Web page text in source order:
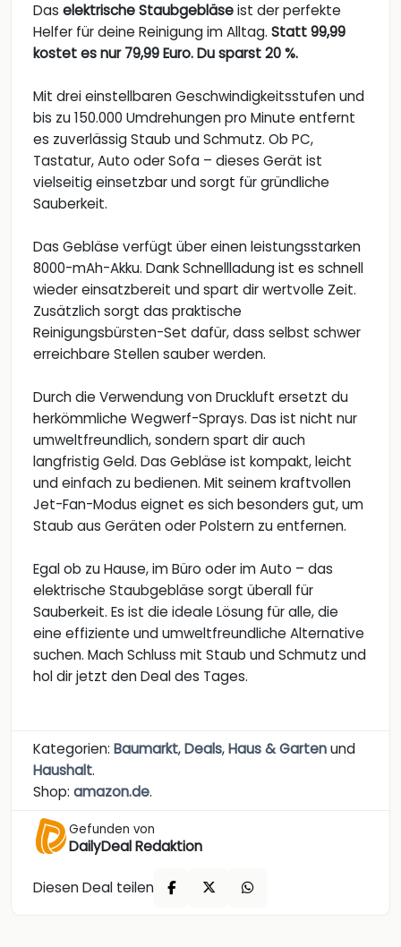
Das elektrische Staubgebläseist der perfekte
Helfer für deine Reinigung im Alltag. Statt 99,99
kostet es nur 79,99 Euro. Du sparst 20 %.
Mit drei einstellbaren Geschwindigkeitsstufen und
bis zu 150.000 Umdrehungen pro Minute entfernt
es zuverlässig Staub und Schmutz. Ob PC,
Tastatur, Auto oder Sofa – dieses Gerät ist
vielseitig einsetzbar und sorgt für gründliche
Sauberkeit.
Das Gebläse verfügt über einen leistungsstarken
8000-mAh-Akku. Dank Schnellladung ist es schnell
wieder einsatzbereit und spart dir wertvolle Zeit.
Zusätzlich sorgt das praktische
Reinigungsbürsten-Set dafür, dass selbst schwer
erreichbare Stellen sauber werden.
Durch die Verwendung von Druckluft ersetzt du
herkömmliche Wegwerf-Sprays. Das ist nicht nur
umweltfreundlich, sondern spart dir auch
langfristig Geld. Das Gebläse ist kompakt, leicht
und einfach zu bedienen. Mit seinem kraftvollen
Jet-Fan-Modus eignet es sich besonders gut, um
Staub aus Geräten oder Polstern zu entfernen.
Egal ob zu Hause, im Büro oder im Auto – das
elektrische Staubgebläse sorgt überall für
Sauberkeit. Es ist die ideale Lösung für alle, die
eine effiziente und umweltfreundliche Alternative
suchen. Mach Schluss mit Staub und Schmutz und
hol dir jetzt den Deal des Tages.
Kategorien: Baumarkt,Deals,Haus & Gartenund
Haushalt.
Shop: amazon.de.
Gefunden von
DailyDeal Redaktion
Diesen Deal teilen